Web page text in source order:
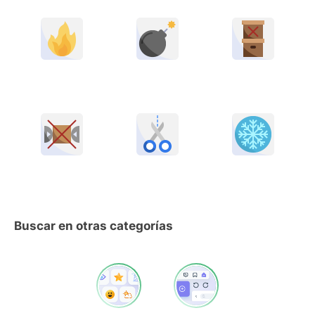
Buscar en otras categorías